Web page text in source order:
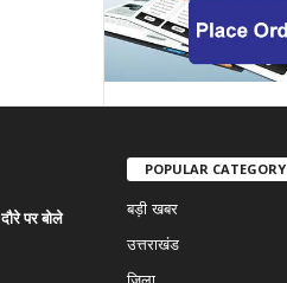
पर बोले
POPULAR CATEGORY
बड़ी खबर
उत्तराखंड